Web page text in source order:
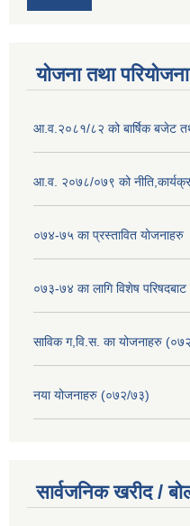
योजना तथा परियोजना
आ.व.२०८१/८२ को बार्षिक बजेट
आ.व. २०७८/०७९ को
०७४-७५ का प्रस्तावित योजनाहरु
०७३-७४ का लागि विशेष
साविक ग,वि.स. का योजनाहरु
नया योजनाहरु (०७२/७३)
सार्वजनिक खरीद /